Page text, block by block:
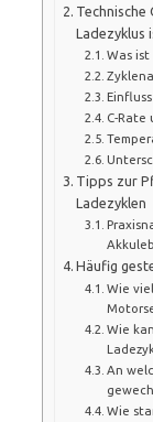
Technische
Ladezyklus
Was ist
C-Rate
Tipps zur
Ladezyklen
Häufig
Wie
Wie
An
Wie